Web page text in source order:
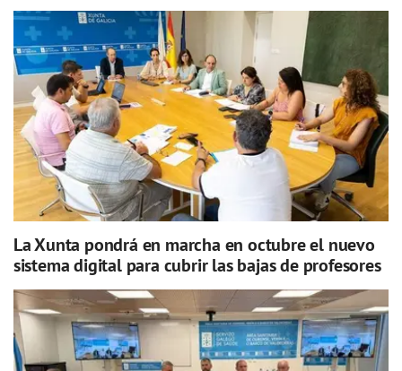
La Xunta pondrá en marcha en octubre el nuevo
sistema digital para cubrir las bajas de profesores